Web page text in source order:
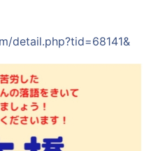
detail.php?tid=68141&